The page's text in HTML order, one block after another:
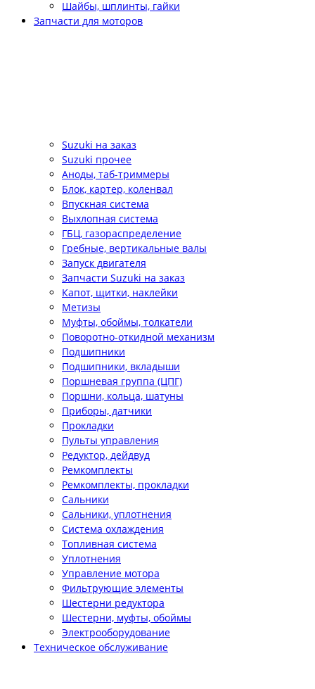
Шайбы, шплинты, гайки
Запчасти для моторов
Suzuki на заказ
Suzuki прочее
Аноды, таб-триммеры
Блок, картер, коленвал
Впускная система
Выхлопная система
ГБЦ, газораспределение
Гребные, вертикальные валы
Запуск двигателя
Запчасти Suzuki на заказ
Капот, щитки, наклейки
Метизы
Муфты, обоймы, толкатели
Поворотно-откидной механизм
Подшипники
Подшипники, вкладыши
Поршневая группа (ЦПГ)
Поршни, кольца, шатуны
Приборы, датчики
Прокладки
Пульты управления
Редуктор, дейдвуд
Ремкомплекты
Ремкомплекты, прокладки
Сальники
Сальники, уплотнения
Система охлаждения
Топливная система
Уплотнения
Управление мотора
Фильтрующие элементы
Шестерни редуктора
Шестерни, муфты, обоймы
Электрооборудование
Техническое обслуживание